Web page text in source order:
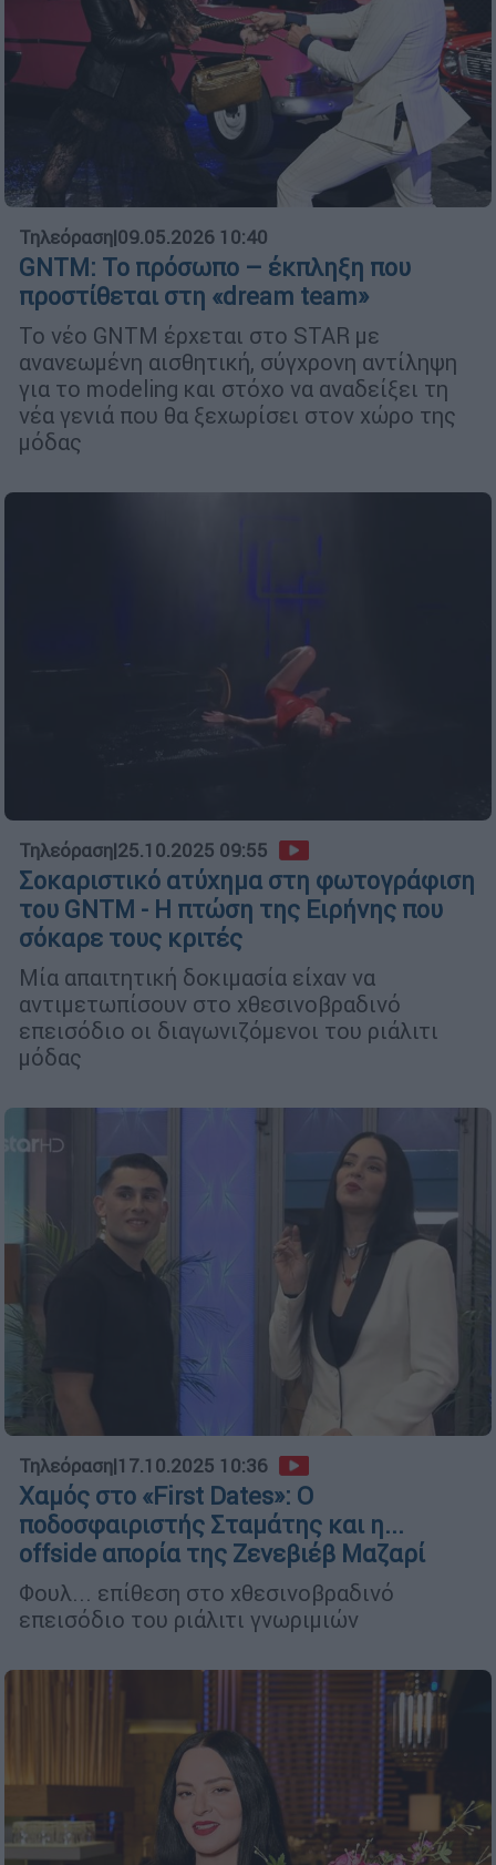
Τηλεόραση|09.05.2026 10:40
GNTM: Το πρόσωπο – έκπληξη που
προστίθεται στη «dream team»
Το νέο GNTM έρχεται στο STAR με
ανανεωμένη αισθητική, σύγχρονη αντίληψη
για το modeling και στόχο να αναδείξει τη
νέα γενιά που θα ξεχωρίσει στον χώρο της
μόδας
Τηλεόραση|25.10.2025 09:55
Σοκαριστικό ατύχημα στη φωτογράφιση
του GNTM - Η πτώση της Ειρήνης που
σόκαρε τους κριτές
Μία απαιτητική δοκιμασία είχαν να
αντιμετωπίσουν στο χθεσινοβραδινό
επεισόδιο οι διαγωνιζόμενοι του ριάλιτι
μόδας
Τηλεόραση|17.10.2025 10:36
Χαμός στο «First Dates»: Ο
ποδοσφαιριστής Σταμάτης και η...
offside απορία της Ζενεβιέβ Μαζαρί
Φουλ... επίθεση στο χθεσινοβραδινό
επεισόδιο του ριάλιτι γνωριμιών